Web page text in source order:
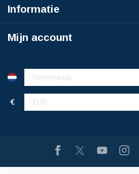
Informatie
Mijn account
€